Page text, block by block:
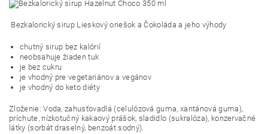
Bezkalorický sirup Lieskový oriešok a Čokoláda a jeho výhody
chutný sirup bez kalórií
neobsahuje žiaden tuk
je bez cukru
je vhodný pre vegetariánov a vegánov
je vhodný do keto diéty
Zloženie:Voda, zahusťovadlá (celulózová guma, xantánová guma),
príchute, nízkotučný kakaový prášok, sladidlo (sukralóza), konzervačné
látky (sorbát draselný, benzoát sodný).